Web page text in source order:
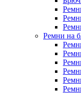
Ремни на